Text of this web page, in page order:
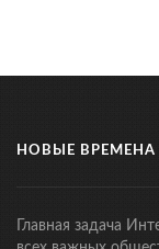
НОВЫЕ ВРЕМЕНА
Главная задача